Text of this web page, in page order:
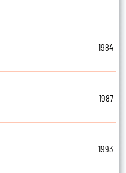
1984
1987
1993